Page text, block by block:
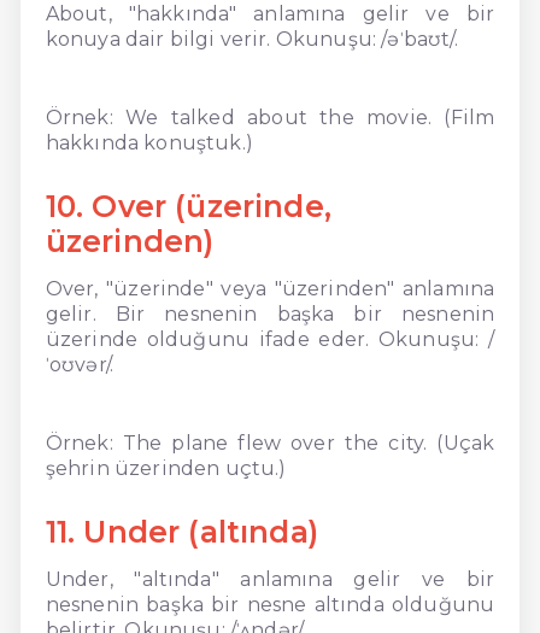
About, "hakkında" anlamına gelir ve bir
konuya dair bilgi verir. Okunuşu: /əˈbaʊt/.
Örnek: We talked about the movie. (Film
hakkında konuştuk.)
10. Over (üzerinde,
üzerinden)
Over, "üzerinde" veya "üzerinden" anlamına
gelir. Bir nesnenin başka bir nesnenin
üzerinde olduğunu ifade eder. Okunuşu: /
ˈoʊvər/.
Örnek: The plane flew over the city. (Uçak
şehrin üzerinden uçtu.)
11. Under (altında)
Under, "altında" anlamına gelir ve bir
nesnenin başka bir nesne altında olduğunu